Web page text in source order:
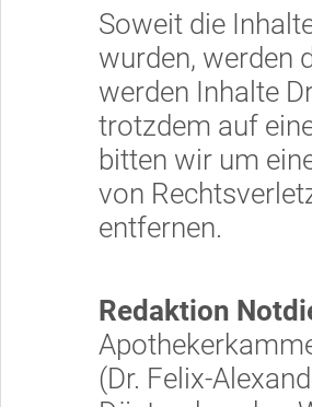
Soweit die
wurden, werden
werden Inhalte
trotzdem auf
bitten wir um
von
entfernen.
Redaktion
(Dr. Felix-